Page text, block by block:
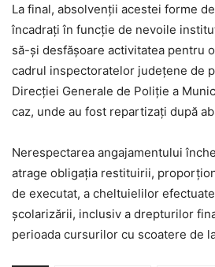
La final, absolvenții acestei forme
încadrați în funcție de nevoile
să-și desfășoare activitatea pentru
cadrul inspectoratelor județene de
Direcției Generale de Poliție a
caz, unde au fost repartizați după
Nerespectarea angajamentului
atrage obligația restituirii,
de executat, a cheltuielilor
școlarizării, inclusiv a drepturilor
perioada cursurilor cu scoatere de